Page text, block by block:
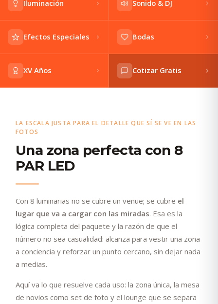
Iluminación Sonido & DJ
Efectos Especiales Bodas
XV Años Cotizar Gratis
LA ESCALA JUSTA PARA EL DETALLE QUE SÍ SE VE EN LAS
FOTOS
Una zona perfecta con 8
PAR LED
Con 8 luminarias no se cubre un venue; se cubre el
lugar que va a cargar con las miradas. Esa es la
lógica completa del paquete y la razón de que el
número no sea casualidad: alcanza para vestir una zona
a conciencia y reforzar un punto cercano, sin dejar nada
a medias.
Aquí va lo que resuelve cada uso: la zona única, la mesa
de novios como set de foto y el lounge que se separa